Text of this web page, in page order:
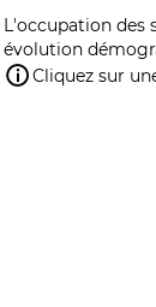
L'occupation des
évolution
Cliquez sur